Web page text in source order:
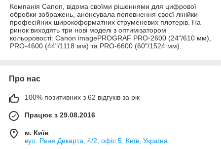
застосування
Компанія Canon, відома своїми рішеннями для цифрової
обробки зображень, анонсувала поповнення своєї лінійки
професійних широкоформатних струменевих плотерів. На
ринок виходять три нові моделі з оптимізатором
кольоровості: Canon imagePROGRAF PRO-2600 (24"/610 мм),
PRO-4600 (44"/1118 мм) та PRO-6600 (60"/1524 мм).
Про нас
100% позитивних з 62 відгуків за рік
Працює з 29.08.2016
м. Київ
вул. Рене Декарта, 4/2, офіс 5, Київ, Україна